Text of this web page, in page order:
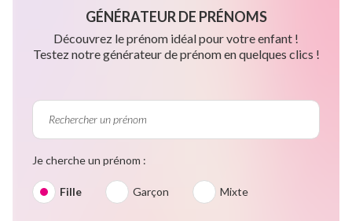
GÉNÉRATEUR DE PRÉNOMS
Découvrez le prénom idéal pour votre enfant !
Testez notre générateur de prénom en quelques clics !
Je cherche un prénom :
Fille Garçon Mixte